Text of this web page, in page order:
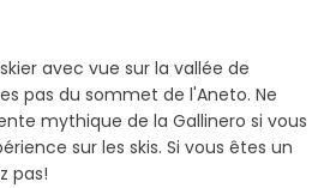
avec vue sur la vallée de
pas du sommet de l'Aneto. Ne
mythique de la Gallinero si vous
sur les skis. Si vous êtes un
pas!